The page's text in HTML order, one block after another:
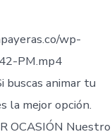
wp-
PM.mp4
buscas animar tu
la mejor opción.
OCASIÓN Nuestro